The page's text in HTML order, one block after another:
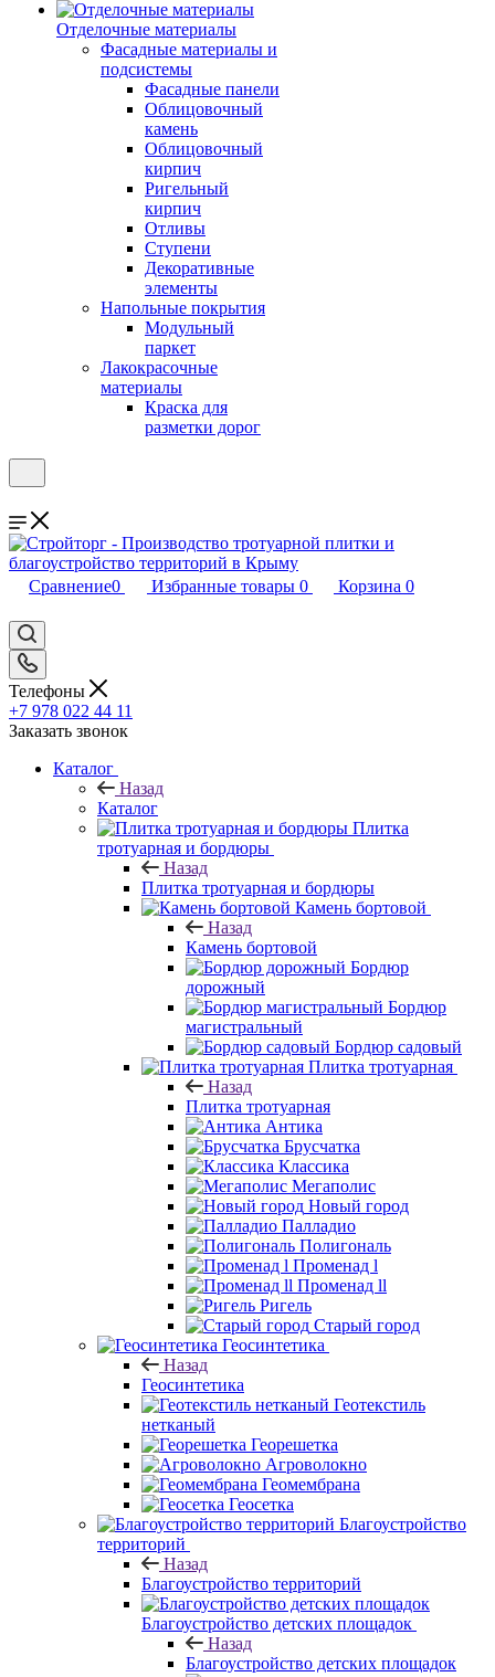
Отделочные материалы
Фасадные материалы и
подсистемы
Фасадные панели
Облицовочный
камень
Облицовочный
кирпич
Ригельный
кирпич
Отливы
Ступени
Декоративные
элементы
Напольные покрытия
Модульный
паркет
Лакокрасочные
материалы
Краска для
разметки дорог
Сравнение0 Избранные товары 0 Корзина 0
Телефоны
+7 978 022 44 11
Заказать звонок
Каталог
Назад
Каталог
Плитка
тротуарная и бордюры
Назад
Плитка тротуарная и бордюры
Камень бортовой
Назад
Камень бортовой
Бордюр
дорожный
Бордюр
магистральный
Бордюр садовый
Плитка тротуарная
Назад
Плитка тротуарная
Антика
Брусчатка
Классика
Мегаполис
Новый город
Палладио
Полигональ
Променад l
Променад ll
Ригель
Старый город
Геосинтетика
Назад
Геосинтетика
Геотекстиль
нетканый
Георешетка
Агроволокно
Геомембрана
Геосетка
Благоустройство
территорий
Назад
Благоустройство территорий
Благоустройство детских площадок
Назад
Благоустройство детских площадок